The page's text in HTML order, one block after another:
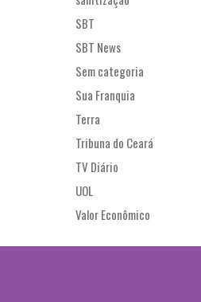
SBT
SBT News
Sem categoria
Sua Franquia
Terra
Tribuna do Ceará
TV Diário
UOL
Valor Econômico